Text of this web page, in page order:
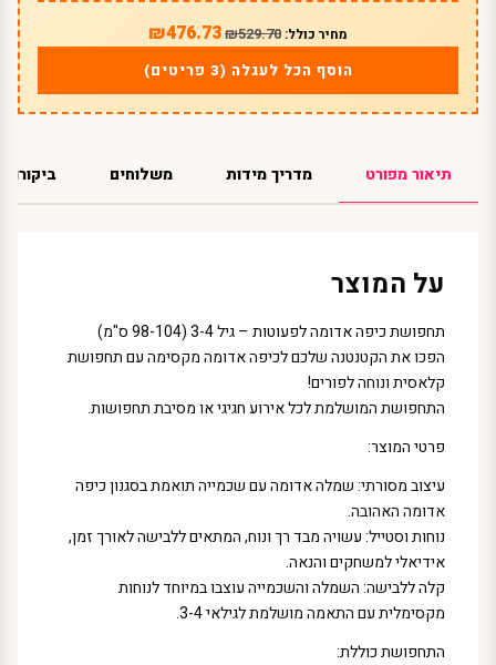
מחיר כולל: ₪529.70
₪476.73
הוסף הכל לעגלה (3 פריטים)
תיאור מפורט מדריך מידות משלוחים ביקורות
על המוצר
תחפושת כיפה אדומה לפעוטות – גיל 3-4 (98-104 ס"מ)
הפכו את הקטנטנה שלכם לכיפה אדומה מקסימה עם תחפושת
קלאסית ונוחה לפורים!
התחפושת המושלמת לכל אירוע חגיגי או מסיבת תחפושות.
פרטי המוצר:
עיצוב מסורתי: שמלה אדומה עם שכמייה תואמת בסגנון כיפה
אדומה האהובה.
נוחות וסטייל: עשויה מבד רך ונוח, המתאים ללבישה לאורך זמן,
אידיאלי למשחקים והנאה.
קלה ללבישה: השמלה והשכמייה עוצבו במיוחד לנוחות
מקסימלית עם התאמה מושלמת לגילאי 3-4.
התחפושת כוללת: